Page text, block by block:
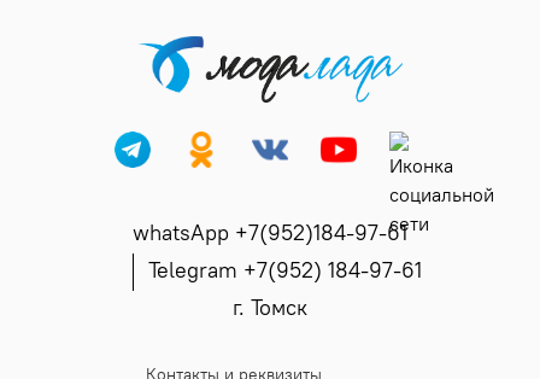
whatsApp +7(952)184-97-61
Telegram +7(952) 184-97-61
г. Томск
Контакты и реквизиты